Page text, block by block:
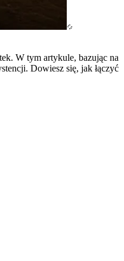
W tym artykule, bazując na
Dowiesz się, jak łączyć